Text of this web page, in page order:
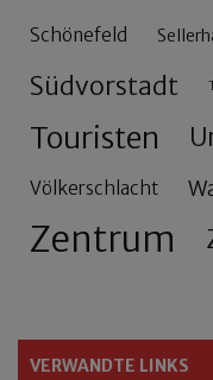
Schönefeld
Südvorstadt
Touristen
Völkerschlacht
Zentrum
VERWANDTE LINKS